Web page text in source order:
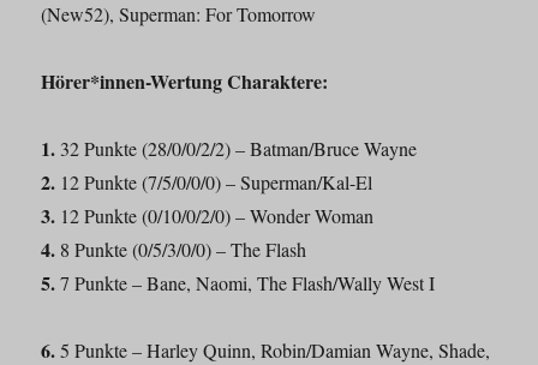
(New52), Superman: For Tomorrow
Hörer*innen-Wertung Charaktere:
1. 32 Punkte (28/0/0/2/2) – Batman/Bruce Wayne
2. 12 Punkte (7/5/0/0/0) – Superman/Kal-El
3. 12 Punkte (0/10/0/2/0) – Wonder Woman
4. 8 Punkte (0/5/3/0/0) – The Flash
5.7 Punkte – Bane, Naomi, The Flash/Wally West I
6.5 Punkte – Harley Quinn, Robin/Damian Wayne, Shade,